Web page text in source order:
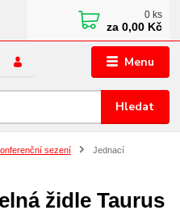
Menu
Hledat
0 ks
za 0,00 Kč
sezení
Jednací
židle Taurus